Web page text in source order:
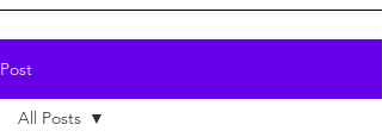
Post
All Posts